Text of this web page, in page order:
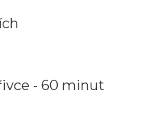
- 60 minut